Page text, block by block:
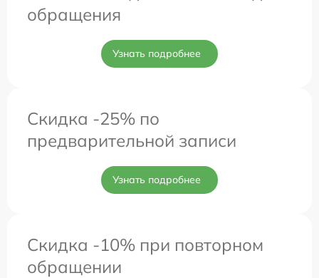
обращения
Узнать подробнее
Скидка -25% по
предварительной записи
Узнать подробнее
Скидка -10% при повторном
обращении